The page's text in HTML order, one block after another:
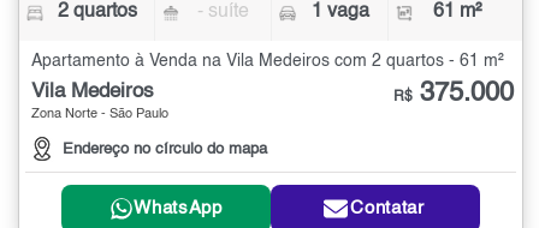
2 quartos - suíte 1 vaga 61 m²
Apartamento à Venda na Vila Medeiros com 2 quartos - 61 m²
Vila Medeiros
Zona Norte - São Paulo
Endereço no círculo do mapa
R$ 375.000
WhatsApp Contatar